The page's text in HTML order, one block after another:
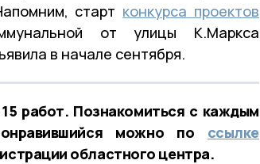
старт конкурса проектов
от улицы К.Маркса
в начале сентября.
работ. Познакомиться с каждым
можно по ссылке
областного центра.